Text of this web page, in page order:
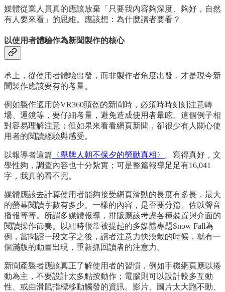
媒體從業人員真的應該放棄「只要我內容夠深度、夠好，自然
有人要來看」的思維。應該想：為什麼讀者要看？
以使用者體驗作為新聞製作的核心
承上，從使用者體驗出發，而非製作者角度出發，才是現今新
聞製作應該要有的考量。
例如製作適用於VR360頭盔的新聞時，必須時時刻刻注意轉
場、運鏡等，要仔細考量，避免造成使用者暈眩。這個例子相
對容易理解注意；但如果來看看網頁新聞，卻很少有人關心使
用者的閱讀經驗與感受。
以報導者這篇 〈舉牌人朝不保夕的勞動真相〉
。寫得真好，文
學性夠，調查內容也十分紮實；可是整篇報導足足有16,041
字，我真的看不完。
媒體應該去計算使用者能夠接受網頁滑動的長度有多長，最大
的螢幕閱讀字數有多少。一樣的內容，是否要分篇、佐以聲音
播報等等。所謂多媒體報導，排版應該考慮各種裝置與介面的
閱讀操作節奏。以紐時很常被提起的多媒體專題Snow Fall為
例，當閱讀一段文字之後，讀者注意力快渙散的時候，就有一
個滿版的動畫出現，重新抓回讀者的注意力。
新聞產製者應該真正了解使用者的習慣，例如手機網頁應以捲
動為主，不要設計太多點按動作；電腦則可以設計較多互動
性、或由滑鼠指標移動觸發的資訊。影片、圖片太大跑不動、